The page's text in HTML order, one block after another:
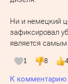
Ни и немецкий
зафиксировал
является
1 8 4
К комментарию